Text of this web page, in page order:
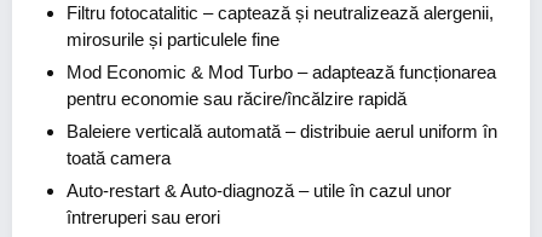
Filtru fotocatalitic – captează și neutralizează alergenii,
mirosurile și particulele fine
Mod Economic & Mod Turbo – adaptează funcționarea
pentru economie sau răcire/încălzire rapidă
Baleiere verticală automată – distribuie aerul uniform în
toată camera
Auto-restart & Auto-diagnoză – utile în cazul unor
întreruperi sau erori